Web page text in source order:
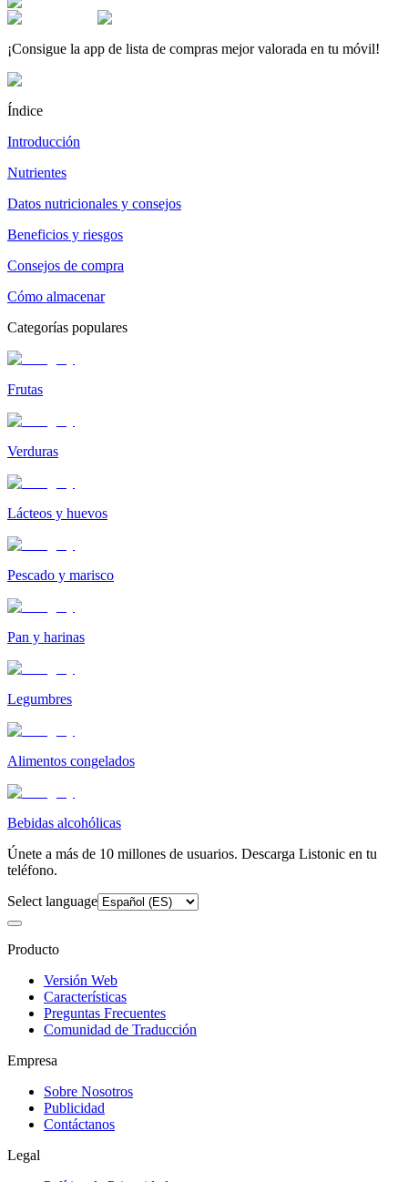
¡Consigue la app de lista de compras mejor valorada en tu móvil!
Índice
Introducción
Nutrientes
Datos nutricionales y consejos
Beneficios y riesgos
Consejos de compra
Cómo almacenar
Categorías populares
Frutas
Verduras
Lácteos y huevos
Pescado y marisco
Pan y harinas
Legumbres
Alimentos congelados
Bebidas alcohólicas
Únete a más de 10 millones de usuarios. Descarga Listonic en tu
teléfono.
Select language
Producto
Versión Web
Características
Preguntas Frecuentes
Comunidad de Traducción
Empresa
Sobre Nosotros
Publicidad
Contáctanos
Legal